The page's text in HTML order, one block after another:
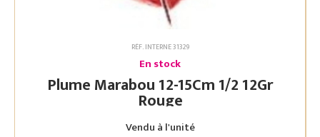
RÉF. INTERNE 31329
En stock
Plume Marabou 12-15Cm 1/2 12Gr
Rouge
Vendu à l'unité